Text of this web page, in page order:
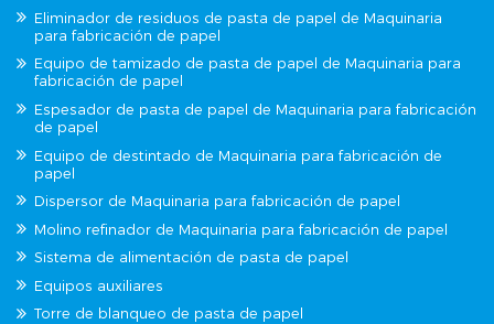
Eliminador de residuos de pasta de papel de Maquinaria
para fabricación de papel
Equipo de tamizado de pasta de papel de Maquinaria para
fabricación de papel
Espesador de pasta de papel de Maquinaria para fabricación
de papel
Equipo de destintado de Maquinaria para fabricación de
papel
Dispersor de Maquinaria para fabricación de papel
Molino refinador de Maquinaria para fabricación de papel
Sistema de alimentación de pasta de papel
Equipos auxiliares
Torre de blanqueo de pasta de papel